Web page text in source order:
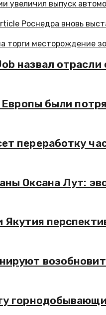
увеличил выпуск
торги месторождение
назвал
были
переработку
Оксана Лут:
Якутия